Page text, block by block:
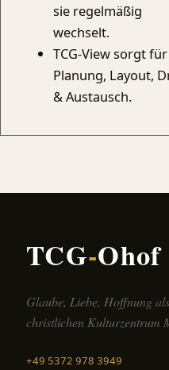
sie regelmäßig
wechselt.
TCG-View sorgt für
Planung, Layout,
& Austausch.
TCG-Ohof
Glaube, Liebe, Hoffnung
christlichen Kulturzentrum
+49 5372 978 3949